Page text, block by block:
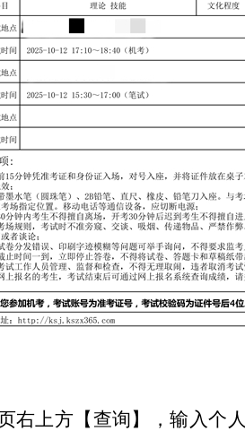
右上方【查询】，输入个